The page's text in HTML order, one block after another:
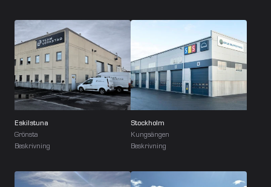
Eskilstuna
Grönsta
Beskrivning
Stockholm
Kungsängen
Beskrivning